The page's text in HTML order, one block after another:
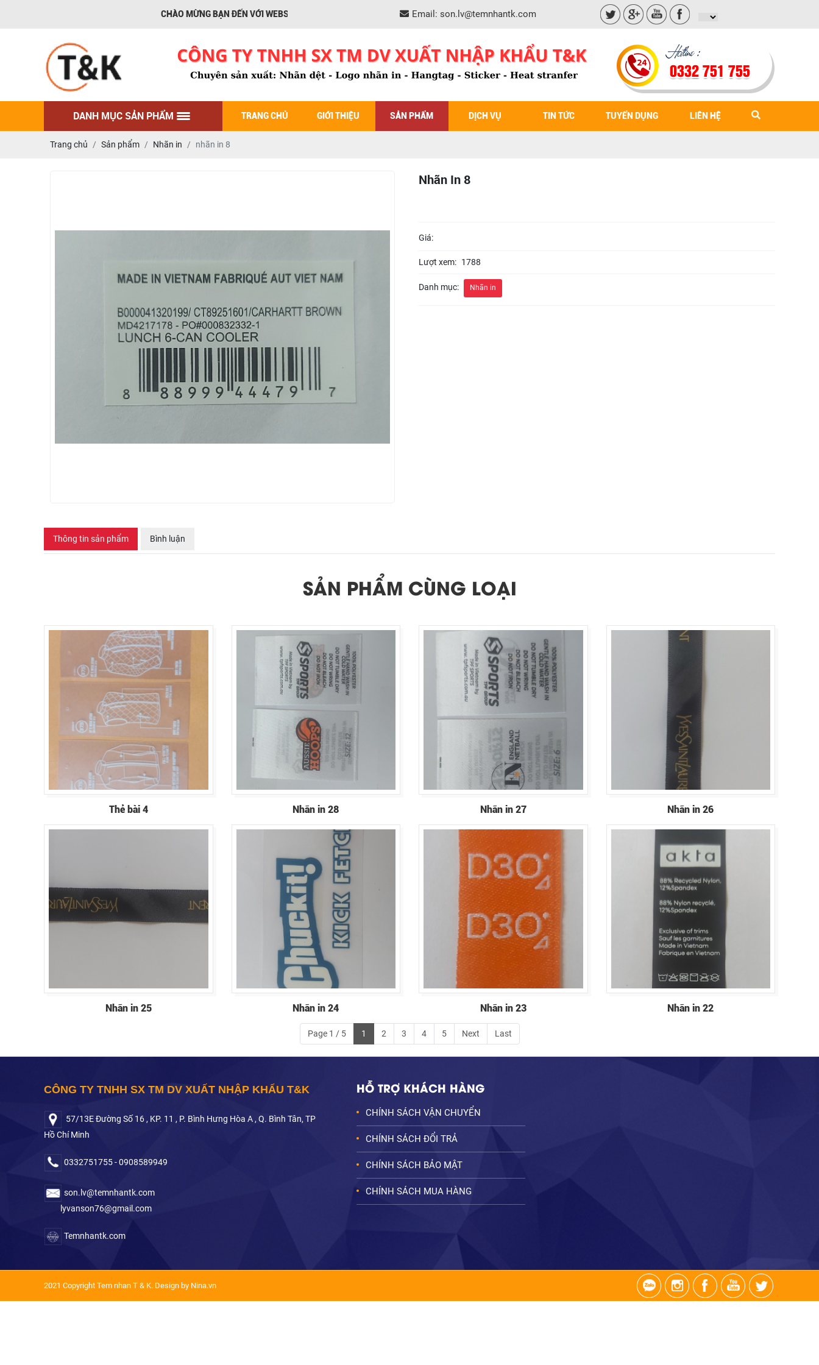
CHÀO MỪNG BẠN ĐẾN VỚI WEBSITE CÔNG TY XNK TK Email: son.lv@temnhantk.com
0332 751 755
DANH MỤC SẢN PHẨM TRANG CHỦ GIỚI THIỆU SẢN PHẨM DỊCH VỤ TIN TỨC TUYỂN DỤNG LIÊN HỆ
Trang chủ Sản phẩm Nhãn in nhãn in 8
Nhãn In 8
Giá:
Lượt xem: 1788
Danh mục: Nhãn in
Thông tin sản phẩm Bình luận
SẢN PHẨM CÙNG LOẠI
Thẻ bài 4 Nhãn in 28 Nhãn in 27 Nhãn in 26
Nhãn in 25 Nhãn in 24 Nhãn in 23 Nhãn in 22
Page 1 / 5 1 2 3 4 5 Next Last
CÔNG TY TNHH SX TM DV XUẤT NHẬP KHẨU T&K
57/13E Đường Số 16 , KP. 11 , P. Bình Hưng Hòa A , Q. Bình Tân, TP
Hồ Chí Minh
0332751755 - 0908589949
son.lv@temnhantk.com
lyvanson76@gmail.com
Temnhantk.com
HỖ TRỢ KHÁCH HÀNG
CHÍNH SÁCH VẬN CHUYỂN
CHÍNH SÁCH ĐỔI TRẢ
CHÍNH SÁCH BẢO MẬT
CHÍNH SÁCH MUA HÀNG
2021 Copyright Tem nhan T & K. Design by Nina.vn